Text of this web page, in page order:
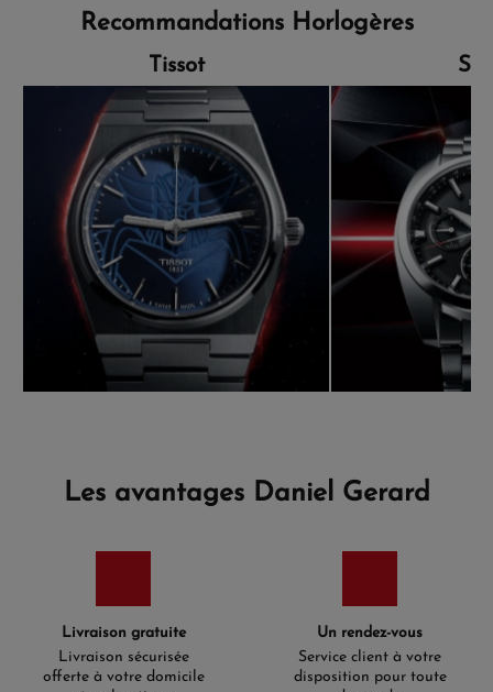
Recommandations Horlogères
Tissot
Les avantages Daniel Gerard
Livraison gratuite
Livraison sécurisée
offerte à votre domicile
Un rendez-vous
Service client à votre
disposition pour toute